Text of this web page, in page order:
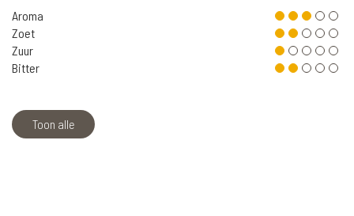
Aroma
Zoet
Zuur
Bitter
Toon alle